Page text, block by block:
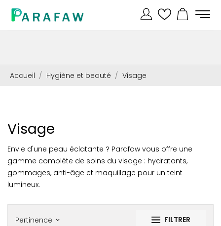
Accueil Hygiène et beauté Visage
Visage
Envie d'une peau éclatante ? Parafaw vous offre une
gamme complète de soins du visage : hydratants,
gommages, anti-âge et maquillage pour un teint
lumineux.
Pertinence keyboard_arrow_down FILTRER